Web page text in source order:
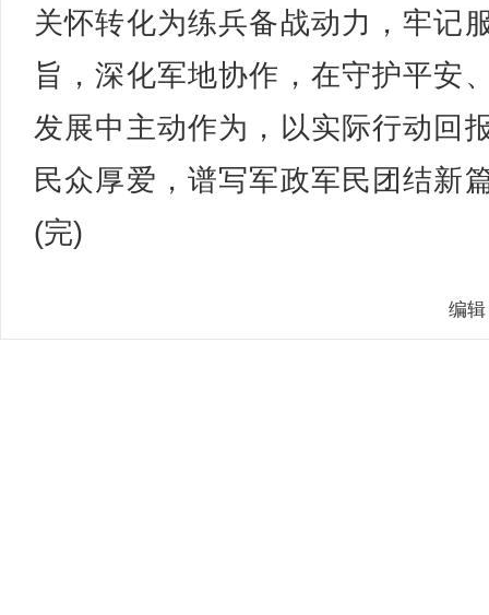
关怀转化为练兵备战动力，牢记
旨，深化军地协作，在守护平安
发展中主动作为，以实际行动回
民众厚爱，谱写军政军民团结新
(完)
编